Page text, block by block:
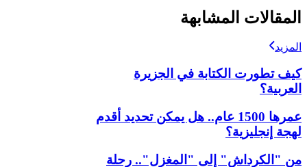
المقالات المشابهة
المزيد
كيف تطورت الكتابة في الجزيرة
العربية؟
عمرها 1500 عام.. هل يمكن تحديد أقدم
لهجة إنجليزية؟
من "الكرداش" إلى "المغزل".. رحلة